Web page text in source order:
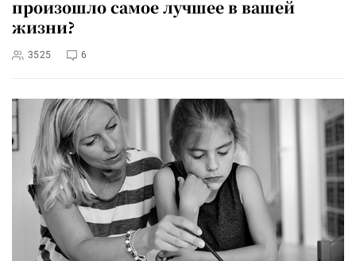
произошло самое лучшее в вашей
жизни?
3525 6